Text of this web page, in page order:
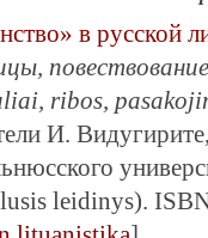
в русской
ribos,
И.
leidinys).